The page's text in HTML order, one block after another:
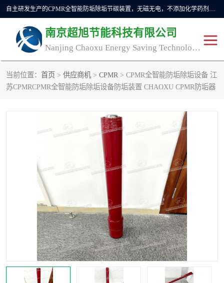
自主研发生产的CPMR全智能防垢除垢节碳装置，无磁无电，不添加化学药剂，*了国内纯物理除垢技术领域空白，其性能处于国际领先水平。广泛应用于石油炼化、钢铁冶炼、电力、煤矿、化工、供暖、压铸、汽车制造、涉水家电等行业。
南京超旭节能科技有限公司
Nanjing Chaoxu Energy Saving Technology Co., Ltd
当前位置： 首页 > 供应商机 > CPMR > CPMR全智能防垢除垢设备 江
苏CPMRCPMR全智能防垢除垢设备防垢装置 CHAOXU CPMR防垢器
CPMR CPMR全智能防垢除垢节
物理防垢器生产制造商
防垢除垢 防蜡除蜡
防垢器 CPMR商用防垢器/家用防
垢器
工业除垢 清碳燃油催化器